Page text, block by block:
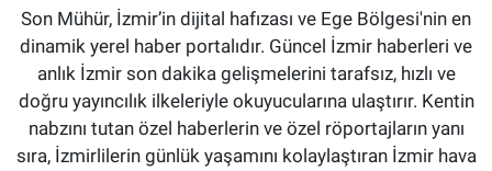
Son Mühür, İzmir’in dijital hafızası ve Ege Bölgesi'nin en
dinamik yerel haber portalıdır. Güncel İzmir haberleri ve
anlık İzmir son dakika gelişmelerini tarafsız, hızlı ve
doğru yayıncılık ilkeleriyle okuyucularına ulaştırır. Kentin
nabzını tutan özel haberlerin ve özel röportajların yanı
sıra, İzmirlilerin günlük yaşamını kolaylaştıran İzmir hava